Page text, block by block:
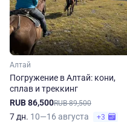
Алтай
Погружение в Алтай: кони,
сплав и треккинг
RUB 86,500RUB 89,500
7 дн. 10—16 августа +3